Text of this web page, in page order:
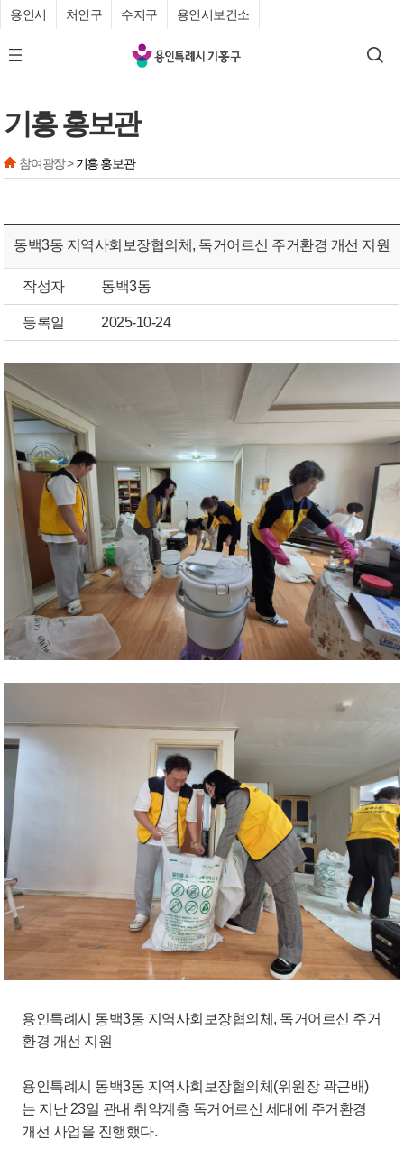
용인시 처인구 수지구 용인시보건소
모바일 메뉴 버튼
기
흥
청
검색
기흥 홍보관
참여광장 >기흥 홍보관
동백3동 지역사회보장협의체, 독거어르신 주거환경 개선 지원
작성자 동백3동
등록일 2025-10-24
용인특례시 동백3동 지역사회보장협의체, 독거어르신 주거
환경 개선 지원
용인특례시 동백3동 지역사회보장협의체(위원장 곽근배)
는 지난 23일 관내 취약계층 독거어르신 세대에 주거환경
개선 사업을 진행했다.